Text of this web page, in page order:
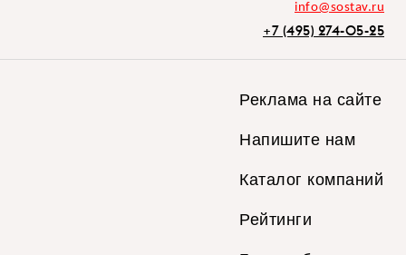
info@sostav.ru
+7 (495) 274-05-25
Реклама на сайте
Напишите нам
Каталог компаний
Рейтинги